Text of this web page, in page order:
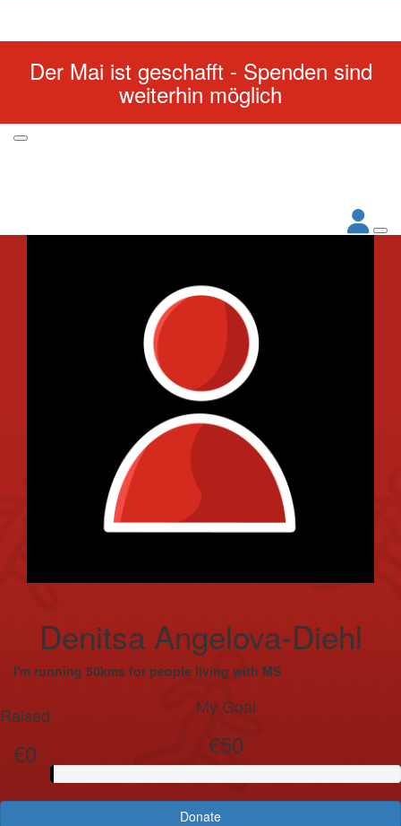
Der Mai ist geschafft - Spenden sind
weiterhin möglich
Denitsa Angelova-Diehl
I'm running 50kms for people living with MS
Raised
€0
My Goal
€50
Donate